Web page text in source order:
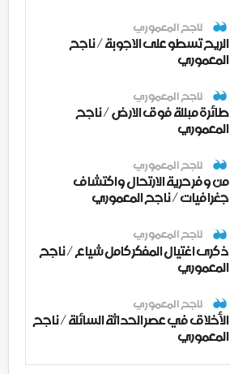
ناجح المعموري
الريح تسطو على الاجوبة / ناجح
المعموري
ناجح المعموري
طائرة مبللة فوق الارض / ناجح
المعموري
ناجح المعموري
من وفر حرية الارتحال واكتشاف
جغرافيات / ناجح المعموري
ناجح المعموري
ذكرى اغتيال المفكر كامل شياع / ناجح
المعموري
ناجح المعموري
الأخلاق في عصر الحداثة السائلة / ناجح
المعموري